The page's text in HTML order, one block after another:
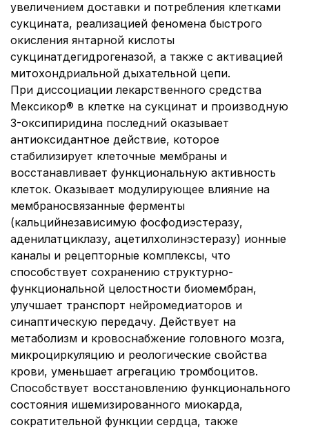
увеличением доставки и потребления клетками
сукцината, реализацией феномена быстрого
окисления янтарной кислоты
сукцинатдегидрогеназой, а также с активацией
митохондриальной дыхательной цепи.
При диссоциации лекарственного средства
Мексикор® в клетке на сукцинат и производную
3-оксипиридина последний оказывает
антиоксидантное действие, которое
стабилизирует клеточные мембраны и
восстанавливает функциональную активность
клеток. Оказывает модулирующее влияние на
мембраносвязанные ферменты
(кальцийнезависимую фосфодиэстеразу,
аденилатциклазу, ацетилхолинэстеразу) ионные
каналы и рецепторные комплексы, что
способствует сохранению структурно-
функциональной целостности биомембран,
улучшает транспорт нейромедиаторов и
синаптическую передачу. Действует на
метаболизм и кровоснабжение головного мозга,
микроциркуляцию и реологические свойства
крови, уменьшает агрегацию тромбоцитов.
Способствует восстановлению функционального
состояния ишемизированного миокарда,
сократительной функции сердца, также